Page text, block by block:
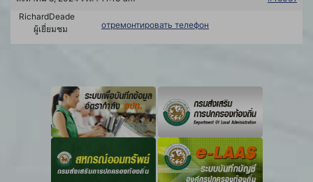
RichardDeade
ผู้เยี่ยมชม
отремонтировать телефон